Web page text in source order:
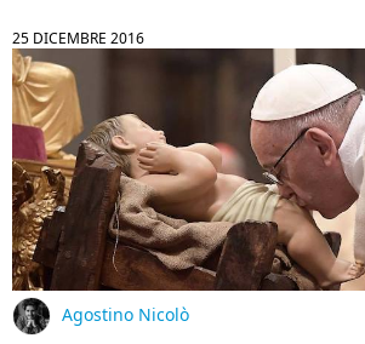
25 DICEMBRE 2016
Agostino Nicolò